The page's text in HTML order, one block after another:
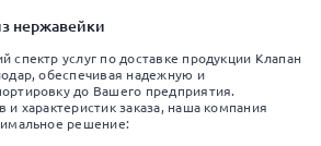
нержавейки
услуг по доставке продукции Клапан
обеспечивая надежную и
до Вашего предприятия.
характеристик заказа, наша компания
решение: